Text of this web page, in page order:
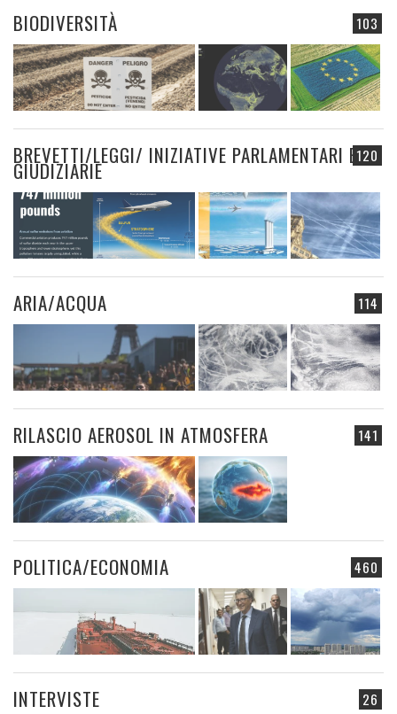
103
BIODIVERSITÀ
120
BREVETTI/LEGGI/ INIZIATIVE PARLAMENTARI E
GIUDIZIARIE
114
ARIA/ACQUA
141
RILASCIO AEROSOL IN ATMOSFERA
460
POLITICA/ECONOMIA
26
INTERVISTE